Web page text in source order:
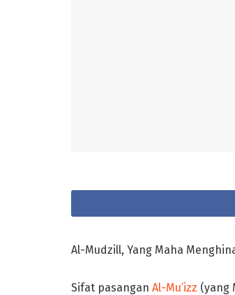
Al-Mudzill, Yang Maha
Sifat pasangan Al-Mu’izz (yang